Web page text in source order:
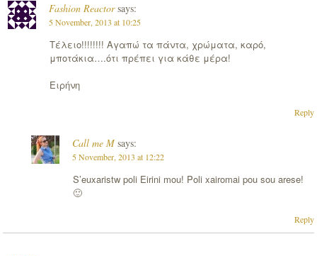
Fashion Reactor says:
5 November, 2013 at 10:25
Τέλειο!!!!!!!! Αγαπώ τα πάντα, χρώματα, καρό,
μποτάκια….ότι πρέπει για κάθε μέρα!
Ειρήνη
Reply
Call me M says:
5 November, 2013 at 12:22
S’euxaristw poli Eirini mou! Poli xairomai pou sou arese!
🙂
Reply